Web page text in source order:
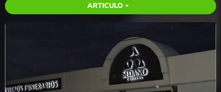
ARTICULO arrow_drop_down